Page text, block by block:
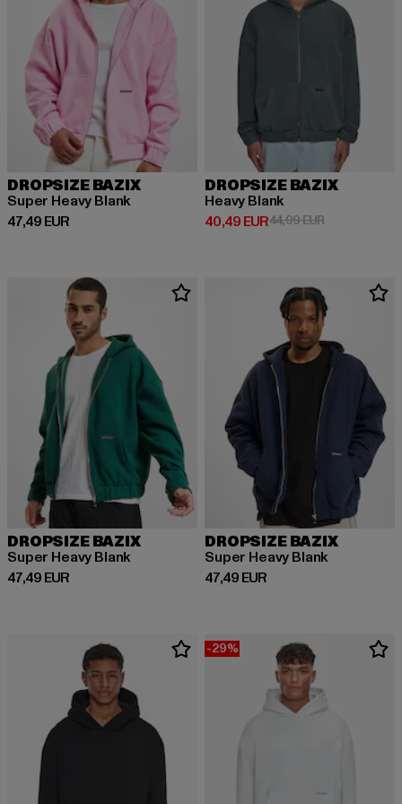
DROPSIZE BAZIX
Super Heavy Blank
47,49 EUR
Derzeitiger Preis: 47,49 EUR
DROPSIZE BAZIX
Heavy Blank
40,49 EUR
Derzeitiger Preis: 40,49 EUR
44,99 EURAktionspreis:
DROPSIZE BAZIX
Super Heavy Blank
47,49 EUR
Derzeitiger Preis: 47,49 EUR
DROPSIZE BAZIX
Super Heavy Blank
47,49 EUR
Derzeitiger Preis: 47,49 EUR
-29%